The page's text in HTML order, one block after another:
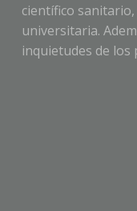
científico
universitaria.
inquietudes de los